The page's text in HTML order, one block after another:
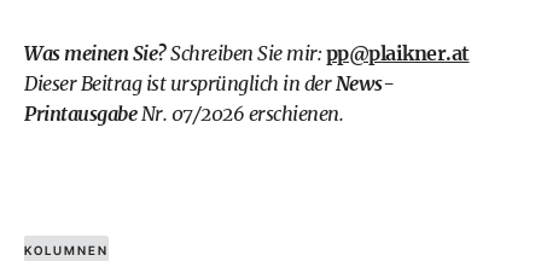
Was meinen Sie?Schreiben Sie mir: pp@plaikner.at
Dieser Beitrag ist ursprünglich in derNews-
PrintausgabeNr. 07/2026 erschienen.
KOLUMNEN